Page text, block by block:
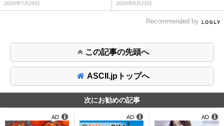
2026年7月26日 2026年6月23日
Recommended by
この記事の先頭へ
ASCII.jpトップへ
次にお勧めの記事
AD AD AD